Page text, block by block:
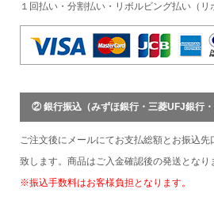
１回払い・分割払い・リボルビング払い（リ
② 銀行振込（みずほ銀行・三菱UFJ銀行・
ご注文後にメールにてお支払総額とお振込
致します。商品はご入金確認後の発送となり
※振込手数料はお客様負担となります。